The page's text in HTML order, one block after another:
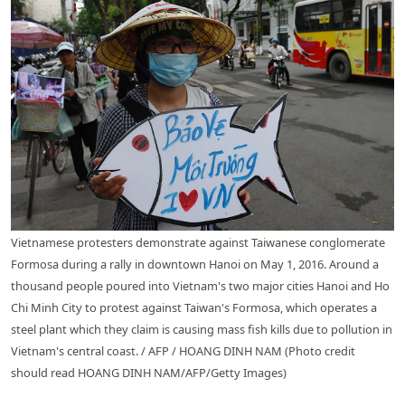
Vietnamese protesters demonstrate against Taiwanese conglomerate
Formosa during a rally in downtown Hanoi on May 1, 2016. Around a
thousand people poured into Vietnam's two major cities Hanoi and Ho
Chi Minh City to protest against Taiwan's Formosa, which operates a
steel plant which they claim is causing mass fish kills due to pollution in
Vietnam's central coast. / AFP / HOANG DINH NAM (Photo credit
should read HOANG DINH NAM/AFP/Getty Images)